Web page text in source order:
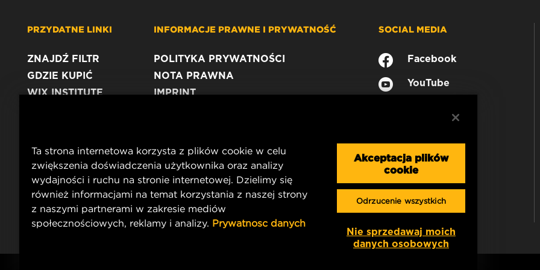
PRZYDATNE LINKI
ZNAJDŹ FILTR
GDZIE KUPIĆ
WIX INSTITUTE
INFORMACJE PRAWNE I PRYWATNOŚĆ
POLITYKA PRYWATNOŚCI
NOTA PRAWNA
IMPRINT
SOCIAL MEDIA
Facebook
YouTube
Ta strona internetowa korzysta z plików cookie w celu
zwiększenia doświadczenia użytkownika oraz analizy
wydajności i ruchu na stronie internetowej. Dzielimy się
również informacjami na temat korzystania z naszej strony
z naszymi partnerami w zakresie mediów
społecznościowych, reklamy i analizy. Prywatnosc danych
Akceptacja plików
cookie
Odrzucenie wszystkich
Nie sprzedawaj moich
danych osobowych